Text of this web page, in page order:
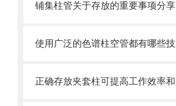
铺集柱管关于存放的重要事项分享